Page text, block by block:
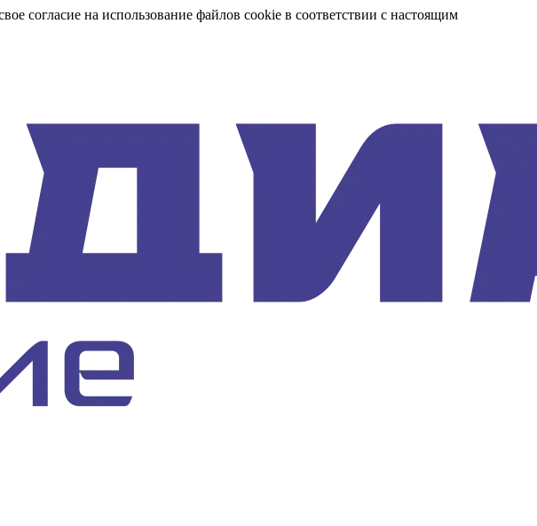
согласие на использование файлов cookie в соответствии с настоящим